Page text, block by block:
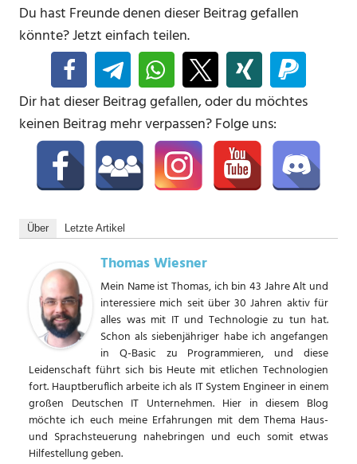
Du hast Freunde denen dieser Beitrag gefallen
könnte? Jetzt einfach teilen.
Dir hat dieser Beitrag gefallen, oder du möchtes
keinen Beitrag mehr verpassen? Folge uns:
Über Letzte Artikel
Thomas Wiesner
Mein Name ist Thomas, ich bin 43 Jahre Alt und
interessiere mich seit über 30 Jahren aktiv für
alles was mit IT und Technologie zu tun hat.
Schon als siebenjähriger habe ich angefangen
in Q-Basic zu Programmieren, und diese
Leidenschaft führt sich bis Heute mit etlichen Technologien
fort. Hauptberuflich arbeite ich als IT System Engineer in einem
großen Deutschen IT Unternehmen. Hier in diesem Blog
möchte ich euch meine Erfahrungen mit dem Thema Haus-
und Sprachsteuerung nahebringen und euch somit etwas
Hilfestellung geben.